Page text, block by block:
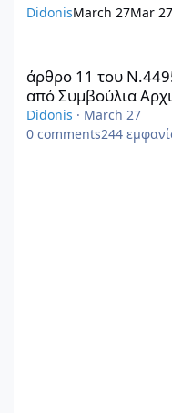
DidonisMarch 27Mar 27
άρθρο 11 του
από Συμβούλια
Didonis · March 27
0 comments244